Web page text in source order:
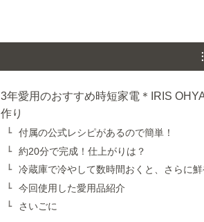
3年愛用のおすすめ時短家電＊IRIS
作り
付属の公式レシピがあるので簡単！
約20分で完成！仕上がりは？
冷蔵庫で冷やして数時間おくと、さらに鮮
今回使用した愛用品紹介
さいごに